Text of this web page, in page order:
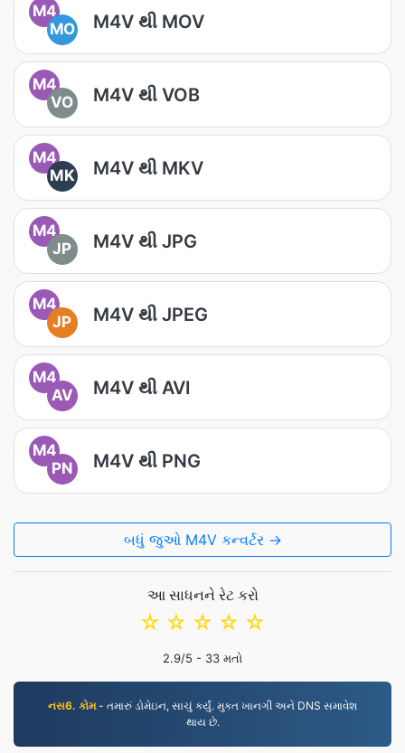
M4
MO
M4V થી MOV
M4
VO
M4V થી VOB
M4
MK
M4V થી MKV
M4
JP
M4V થી JPG
M4
JP
M4V થી JPEG
M4
AV
M4V થી AVI
M4
PN
M4V થી PNG
બધું જુઓ M4V કન્વર્ટર →
આ સાધનને રેટ કરો
☆
☆
☆
☆
☆
2.9/5 - 33 મતો
નસ6. કોમ- તમારું ડોમેઇન, સાચું કર્યું. મુક્ત ખાનગી અને DNS સમાવેશ
થાય છે.